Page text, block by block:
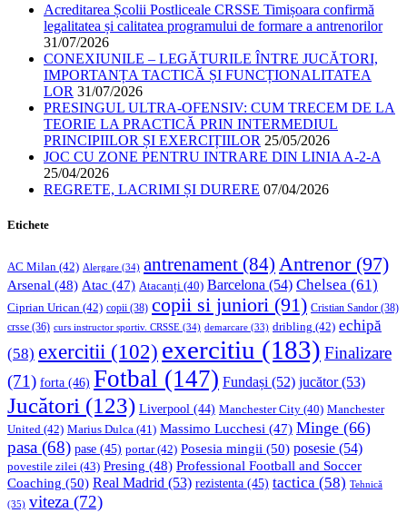
Acreditarea Școlii Postliceale CRSSE Timișoara confirmă
legalitatea și calitatea programului de formare a antrenorilor
31/07/2026
CONEXIUNILE – LEGĂTURILE ÎNTRE JUCĂTORI,
IMPORTANȚA TACTICĂ ȘI FUNCȚIONALITATEA
LOR 31/07/2026
PRESINGUL ULTRA-OFENSIV: CUM TRECEM DE LA
TEORIE LA PRACTICĂ PRIN INTERMEDIUL
PRINCIPIILOR ȘI EXERCIȚIILOR 25/05/2026
JOC CU ZONE PENTRU INTRARE DIN LINIA A-2-A
25/04/2026
REGRETE, LACRIMI ȘI DURERE 07/04/2026
Etichete
AC Milan (42) Alergare (34) antrenament (84) Antrenor(97)
Arsenal (48) Atac (47) Atacanți (40) Barcelona (54) Chelsea (61)
Ciprian Urican (42) copii (38) copii si juniori (91) Cristian Sandor (38)
crsse (36) curs instructor sportiv. CRSSE (34) demarcare (33) dribling (42) echipă
(58) exercitii (102) exercitiu (183) Finalizare
(71) forta (46) Fotbal (147) Fundași (52) jucător(53)
Jucători (123) Liverpool (44) Manchester City (40) Manchester
United (42) Marius Dulca (41) Massimo Lucchesi (47) Minge (66)
pasa (68) pase (45) portar(42) Posesia mingii (50) posesie (54)
povestile zilei (43) Presing (48) Professional Football and Soccer
Coaching (50) Real Madrid (53) rezistenta (45) tactica (58) Tehnică
(35) viteza (72)